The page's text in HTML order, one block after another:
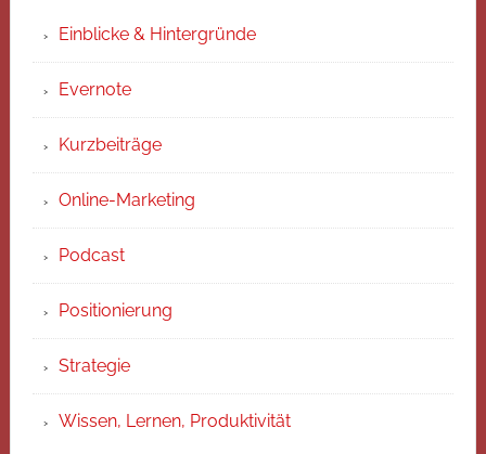
Einblicke & Hintergründe
Evernote
Kurzbeiträge
Online-Marketing
Podcast
Positionierung
Strategie
Wissen, Lernen, Produktivität